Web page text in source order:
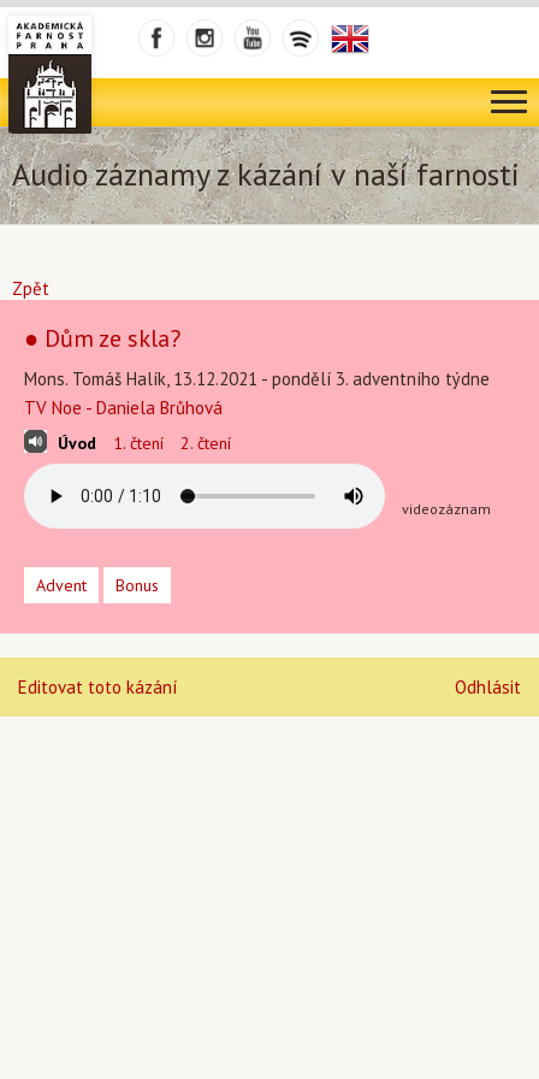
Audio záznamy z kázání v naší farnosti
Zpět
● Dům ze skla?
Mons. Tomáš Halík, 13.12.2021 - pondělí 3. adventního týdne
TV Noe - Daniela Brůhová
Úvod 1. čtení 2. čtení
videozáznam
Advent Bonus
Editovat toto kázání Odhlásit